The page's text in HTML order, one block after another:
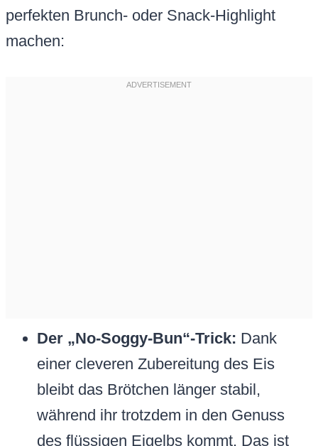
perfekten Brunch- oder Snack-Highlight
machen:
Der „No-Soggy-Bun“-Trick: Dank
einer cleveren Zubereitung des Eis
bleibt das Brötchen länger stabil,
während ihr trotzdem in den Genuss
des flüssigen Eigelbs kommt. Das ist